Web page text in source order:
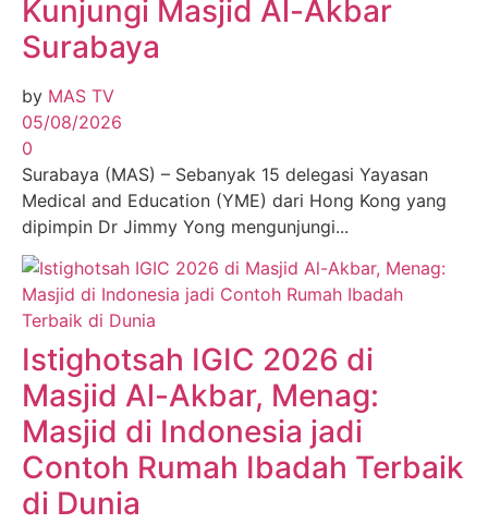
Kunjungi Masjid Al-Akbar
Surabaya
by MAS TV
05/08/2026
0
Surabaya (MAS) – Sebanyak 15 delegasi Yayasan
Medical and Education (YME) dari Hong Kong yang
dipimpin Dr Jimmy Yong mengunjungi...
Istighotsah IGIC 2026 di
Masjid Al-Akbar, Menag:
Masjid di Indonesia jadi
Contoh Rumah Ibadah Terbaik
di Dunia